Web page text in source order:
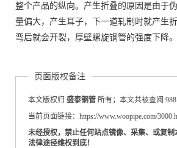
整个产品的纵向。产生折叠的原因是由于
量偏大，产生耳子，下一道轧制时就产生
弯后就会开裂，厚壁螺旋钢管的强度下降。
页面版权备注
本文版权归 盛泰钢管 所有；本文共被查阅 988
当前页面链接：https://www.woopipe.com/
未经授权，禁止任何站点镜像、采集、或复
法律途径维权到底！